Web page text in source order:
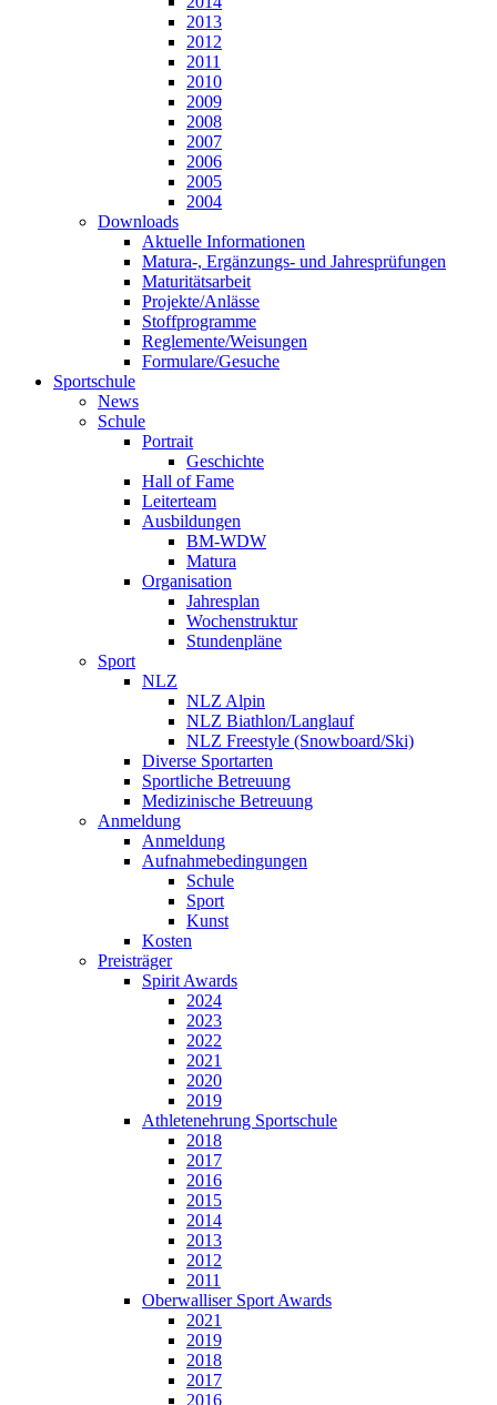
2013
2012
2011
2010
2009
2008
2007
2006
2005
2004
Downloads
Aktuelle Informationen
Matura-, Ergänzungs- und Jahresprüfungen
Maturitätsarbeit
Projekte/Anlässe
Stoffprogramme
Reglemente/Weisungen
Formulare/Gesuche
Sportschule
News
Schule
Portrait
Geschichte
Hall of Fame
Leiterteam
Ausbildungen
BM-WDW
Matura
Organisation
Jahresplan
Wochenstruktur
Stundenpläne
Sport
NLZ
NLZ Alpin
NLZ Biathlon/Langlauf
NLZ Freestyle (Snowboard/Ski)
Diverse Sportarten
Sportliche Betreuung
Medizinische Betreuung
Anmeldung
Anmeldung
Aufnahmebedingungen
Schule
Sport
Kunst
Kosten
Preisträger
Spirit Awards
2024
2023
2022
2021
2020
2019
Athletenehrung Sportschule
2018
2017
2016
2015
2014
2013
2012
2011
Oberwalliser Sport Awards
2021
2019
2018
2017
2016